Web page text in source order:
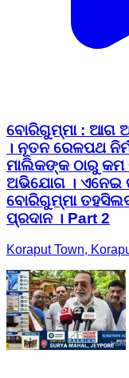
ବୋରିଗୁମ୍ମା : ଆଗ
। ନୂତନ ରେଳପଥ
ମାଲିକଙ୍କ ଠାରୁ କମ
ଅଭିଯୋଗ । ଏନେଇ
ବୋରିଗୁମ୍ମା
ପ୍ରଦାନ । Part 2
Koraput Town,